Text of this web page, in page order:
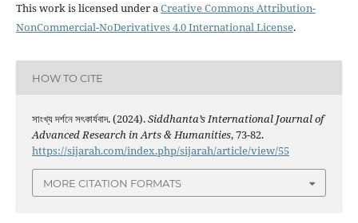
This work is licensed under aCreative Commons Attribution-
NonCommercial-NoDerivatives 4.0 International License.
HOW TO CITE
সাংখ্য দর্শনে সৎকার্যবাদ. (2024).Siddhanta’s International Journal of
Advanced Research in Arts & Humanities, 73-82.
https://sijarah.com/index.php/sijarah/article/view/55
MORE CITATION FORMATS